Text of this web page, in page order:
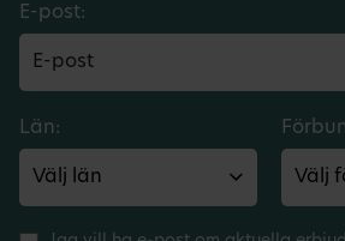
E-post:
Län: